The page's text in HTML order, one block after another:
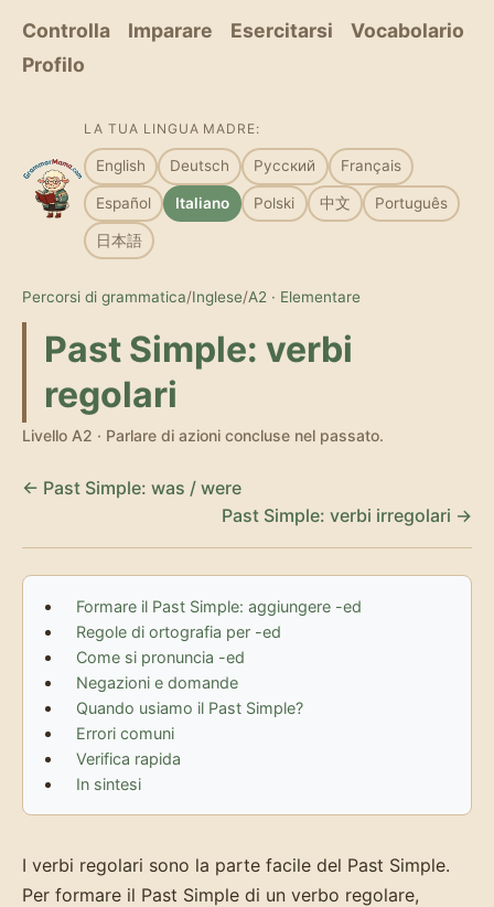
Controlla Imparare Esercitarsi
Vocabolario
Profilo
LA TUA LINGUA MADRE:
English Deutsch Русский Français
Español Italiano Polski 中文 Português
日本語
Percorsi di grammatica/Inglese/A2 · Elementare
Past Simple: verbi
regolari
Livello A2 · Parlare di azioni concluse nel passato.
← Past Simple: was / were
Past Simple: verbi irregolari →
Formare il Past Simple: aggiungere -ed
Regole di ortografia per -ed
Come si pronuncia -ed
Negazioni e domande
Quando usiamo il Past Simple?
Errori comuni
Verifica rapida
In sintesi
I verbi regolari sono la parte facile del Past Simple.
Per formare il Past Simple di un verbo regolare,